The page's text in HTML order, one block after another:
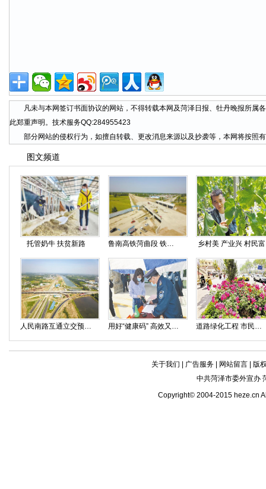
凡未与本网签订书面协议的网站，不得转载本网及菏泽日报、牡丹晚报所属
此郑重声明。技术服务QQ:284955423
部分网站的侵权行为，如擅自转载、更改消息来源以及抄袭等，本网将按照
图文频道
托管奶牛 扶贫新路 鲁南高铁菏曲段 铁路桥涵施工完毕 乡村美 产业兴 村民富
人民南路互通立交预计六月底双向通车 用好“健康码” 高效又便捷 道路绿化工程 市民徜徉“花海”
关于我们 广告服务| 网站留言| 版
中共菏泽市委外宣办
Copyright© 2004-2015 heze.cn